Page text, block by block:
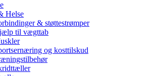
Helse
& støttestrømper
til vægttab
og kosttilskud